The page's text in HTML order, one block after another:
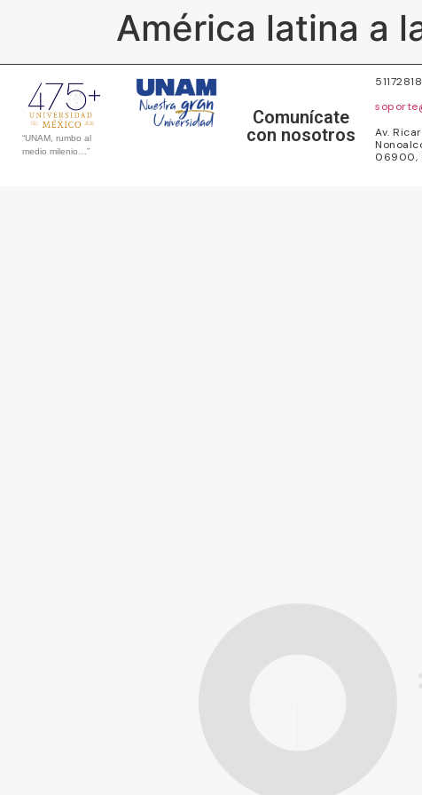
América latina a
“UNAM, rumbo al
medio milenio…”
Comunícate
con nosotros
Av.
06900,